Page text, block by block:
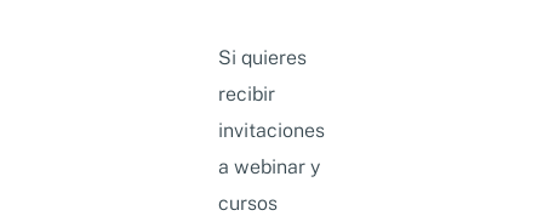
Si quieres
recibir
invitaciones
a webinar y
cursos